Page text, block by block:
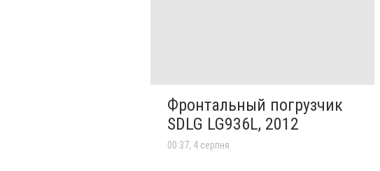
Фронтальный погрузчик
SDLG LG936L, 2012
00:37, 4 серпня